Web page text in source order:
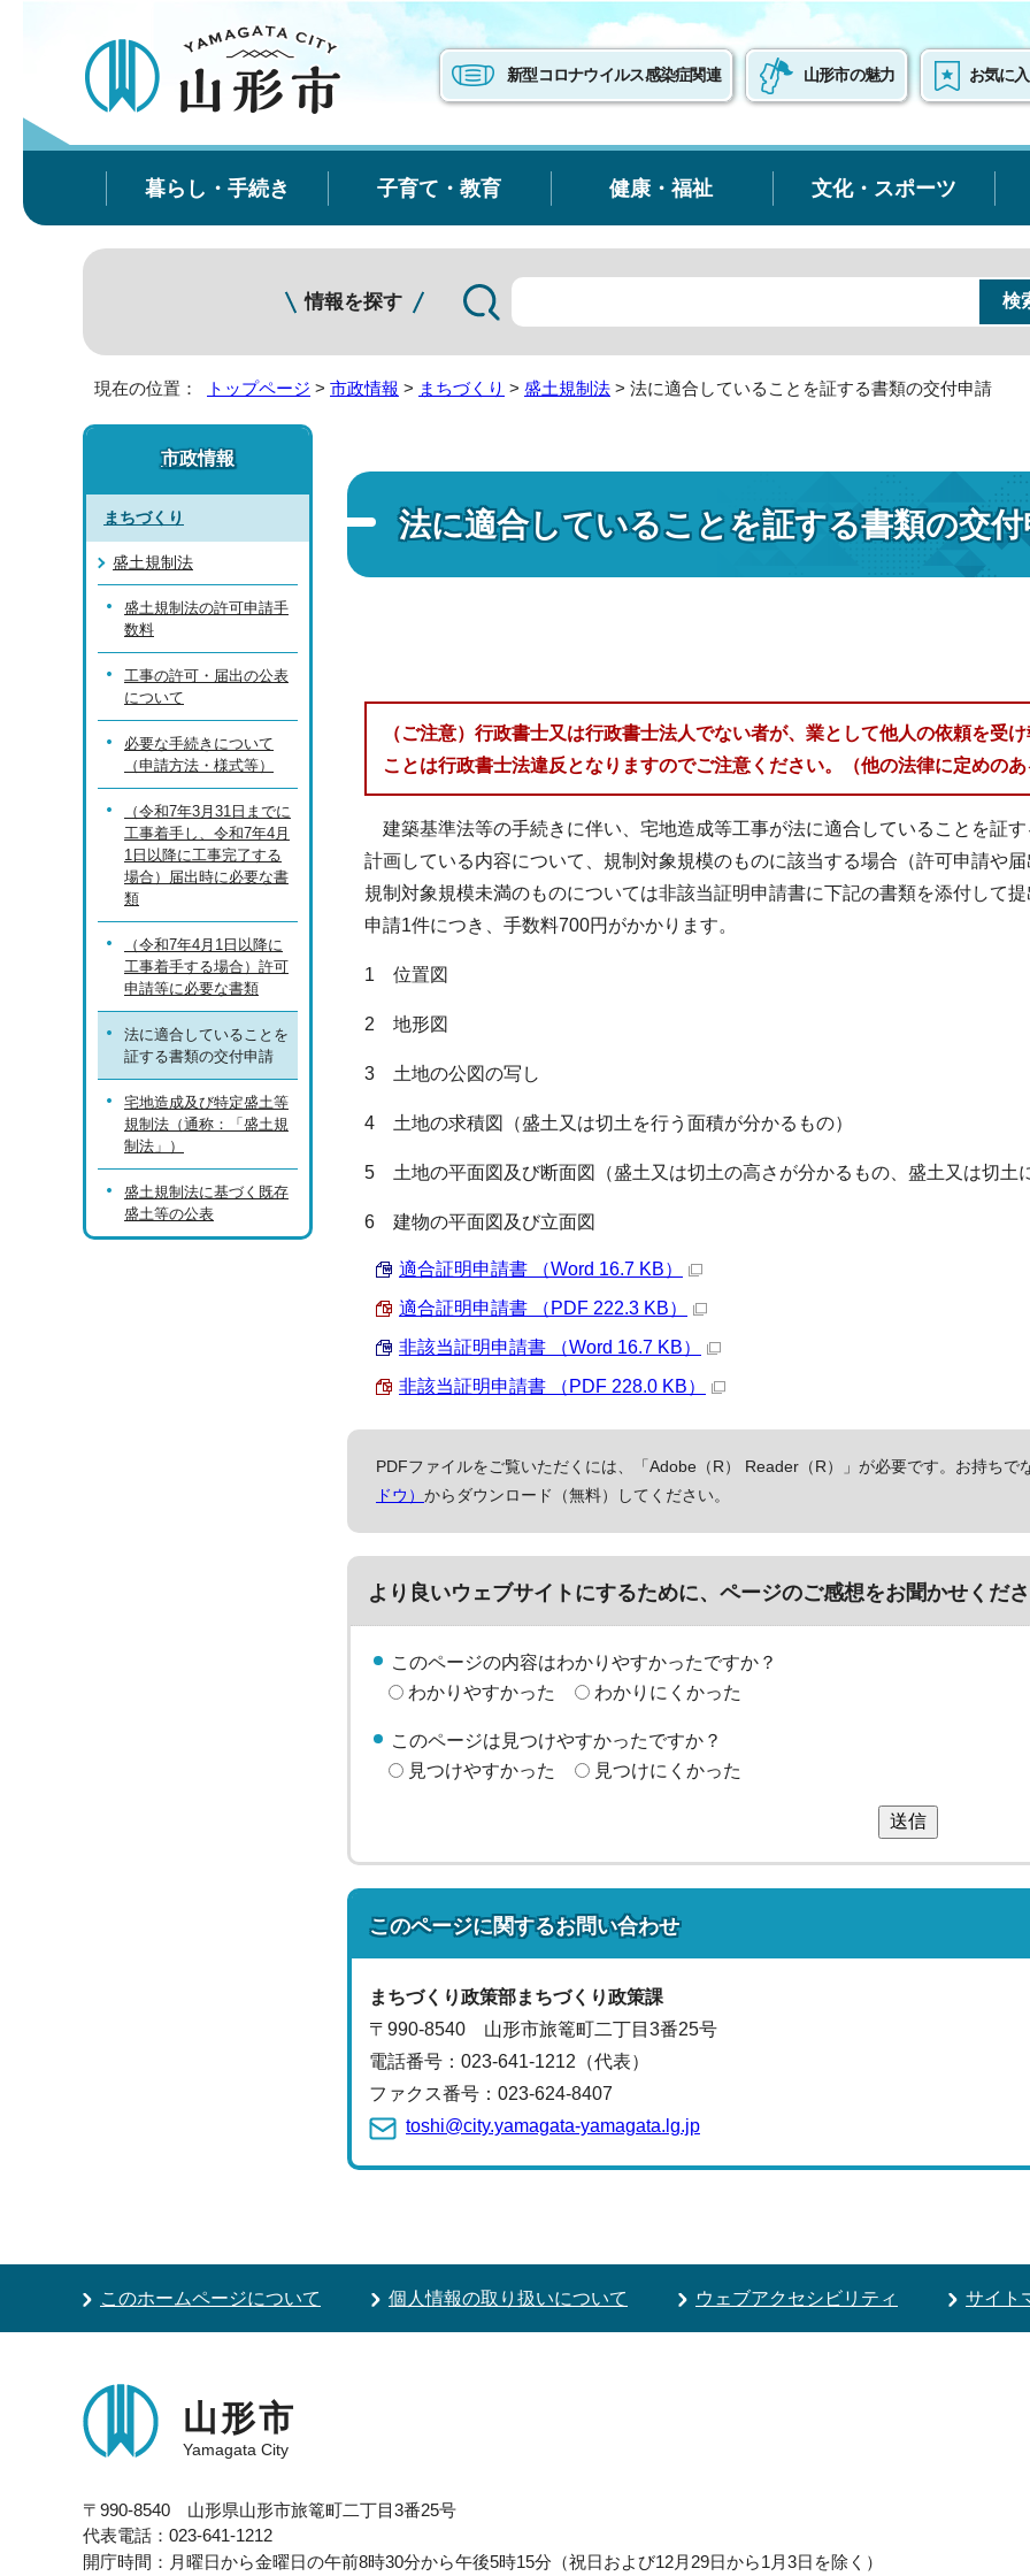
新型コロナウイルス感染症関連 山形市の魅力 お気に
暮らし・手続き 子育て・教育 健康・福祉 文化・スポーツ
情報を探す
現在の位置： トップページ > 市政情報 > まちづくり > 盛土規制法 > 法に適合していることを証する書類の交付申請
法に適合していることを証する書類の交付
（ご注意）行政書士又は行政書士法人でない者が、業として他人の依頼を受
ことは行政書士法違反となりますのでご注意ください。（他の法律に定めの
建築基準法等の手続きに伴い、宅地造成等工事が法に適合していることを証
計画している内容について、規制対象規模のものに該当する場合（許可申請や
規制対象規模未満のものについては非該当証明申請書に下記の書類を添付して
申請1件につき、手数料700円がかかります。
1 位置図
2 地形図
3 土地の公図の写し
4 土地の求積図（盛土又は切土を行う面積が分かるもの）
5 土地の平面図及び断面図（盛土又は切土の高さが分かるもの、盛土又は切土
6 建物の平面図及び立面図
適合証明申請書 （Word 16.7 KB）
適合証明申請書 （PDF 222.3 KB）
非該当証明申請書 （Word 16.7 KB）
非該当証明申請書 （PDF 228.0 KB）
PDFファイルをご覧いただくには、「Adobe（R） Reader（R）」が必要です。お持ちで
ドウ） からダウンロード（無料）してください。
より良いウェブサイトにするために、ページのご感想をお聞かせくだ
このページの内容はわかりやすかったですか？
わかりやすかった
わかりにくかった
このページは見つけやすかったですか？
見つけやすかった
見つけにくかった
送信
このページに関するお問い合わせ
まちづくり政策部まちづくり政策課
〒990-8540 山形市旅篭町二丁目3番25号
電話番号： 023-641-1212（代表）
ファクス番号：023-624-8407
toshi@city.yamagata-yamagata.lg.jp
市政情報
まちづくり
盛土規制法
盛土規制法の許可申請手
数料
工事の許可・届出の公表
について
必要な手続きについて
（申請方法・様式等）
（令和7年3月31日までに
工事着手し、令和7年4月
1日以降に工事完了する
場合）届出時に必要な書
類
（令和7年4月1日以降に
工事着手する場合）許可
申請等に必要な書類
法に適合していることを
証する書類の交付申請
宅地造成及び特定盛土等
規制法（通称：「盛土規
制法」）
盛土規制法に基づく既存
盛土等の公表
このホームページについて 個人情報の取り扱いについて ウェブアクセシビリティ サイト
山形市
Yamagata City
〒990-8540 山形県山形市旅篭町二丁目3番25号
代表電話：023-641-1212
開庁時間：月曜日から金曜日の午前8時30分から午後5時15分（祝日および12月29日から1月3日を除く）